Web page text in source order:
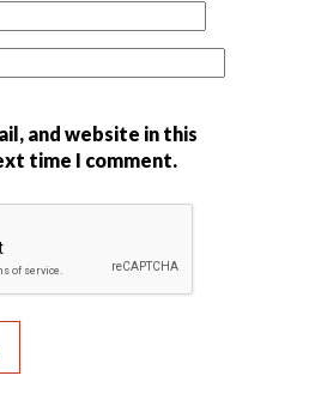
and website in this
time I comment.